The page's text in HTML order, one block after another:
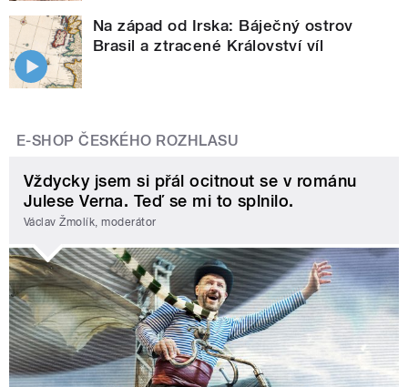
Na západ od Irska: Báječný ostrov
Brasil a ztracené Království víl
E-SHOP ČESKÉHO ROZHLASU
Vždycky jsem si přál ocitnout se v románu
Julese Verna. Teď se mi to splnilo.
Václav Žmolík, moderátor